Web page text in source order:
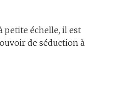
petite échelle, il est
de séduction à